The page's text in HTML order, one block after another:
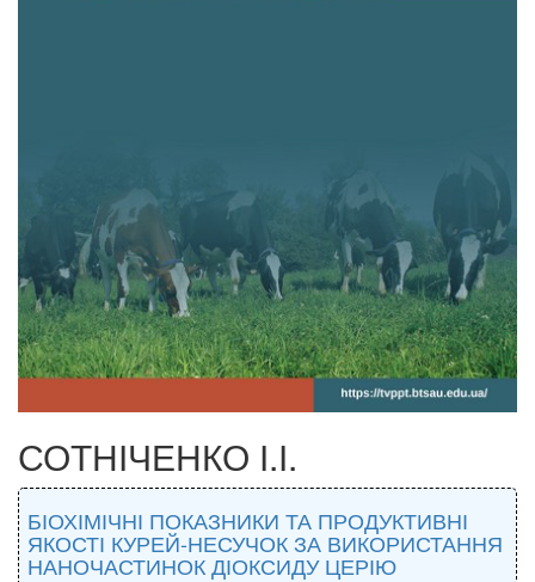
СОТНІЧЕНКО І.І.
БІОХІМІЧНІ ПОКАЗНИКИ ТА ПРОДУКТИВНІ
ЯКОСТІ КУРЕЙ-НЕСУЧОК ЗА ВИКОРИСТАННЯ
НАНОЧАСТИНОК ДІОКСИДУ ЦЕРІЮ